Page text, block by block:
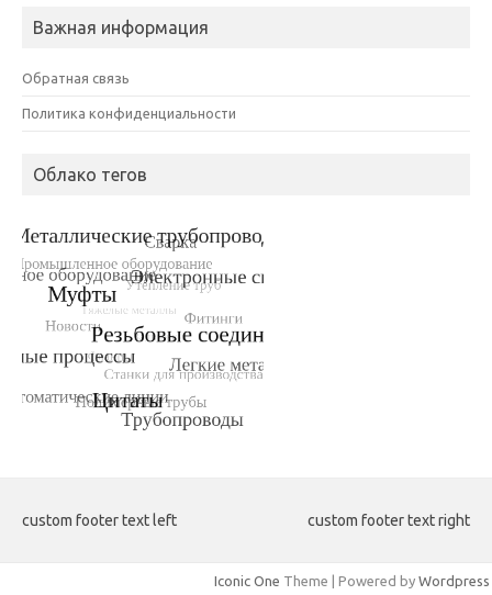
Важная информация
Обратная связь
Политика конфиденциальности
Облако тегов
custom footer text left custom footer text right
Iconic One Theme | Powered by Wordpress